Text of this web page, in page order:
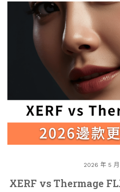
2026 年 5
XERF vs Thermage